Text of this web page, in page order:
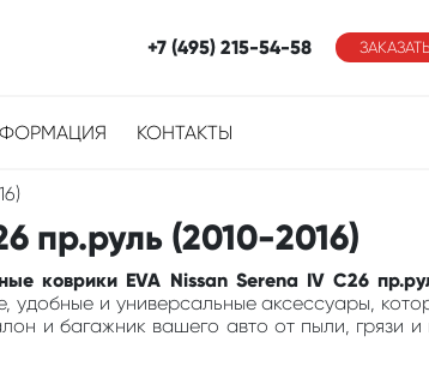
+7 (495) 215-54-58
КОНТАКТЫ
пр.руль (2010-2016)
коврики EVA Nissan Serena IV C26
удобные и универсальные аксессуары,
и багажник вашего авто от пыли, грязи